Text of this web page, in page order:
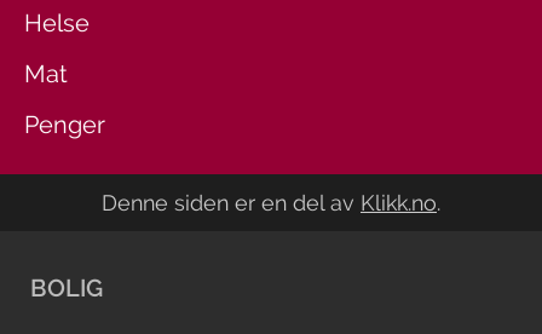
Helse
Mat
Penger
Denne siden er en del av Klikk.no.
BOLIG